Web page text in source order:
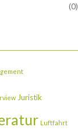
(0)
Juristik
Luftfahrt